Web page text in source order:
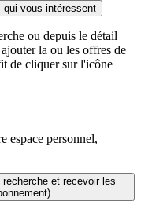
vous intéressent
ou depuis le détail
la ou les offres de
de cliquer sur l'icône
espace personnel,
et recevoir les